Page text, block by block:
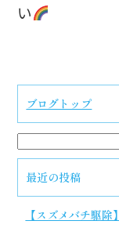
い
ブログトップ
最近の投稿
【スズメバチ駆除】